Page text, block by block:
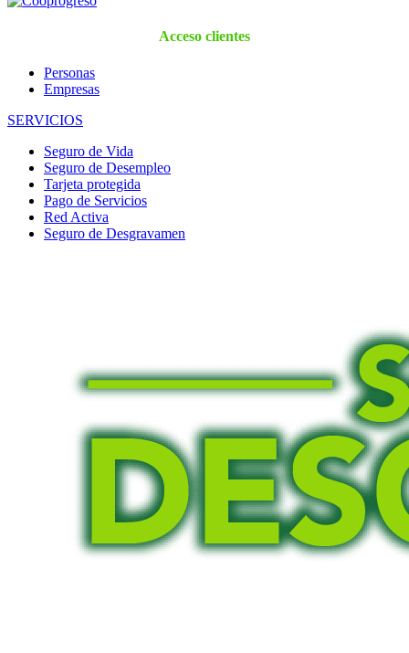
Acceso clientes
Personas
Empresas
SERVICIOS
Seguro de Vida
Seguro de Desempleo
Tarjeta protegida
Pago de Servicios
Red Activa
Seguro de Desgravamen